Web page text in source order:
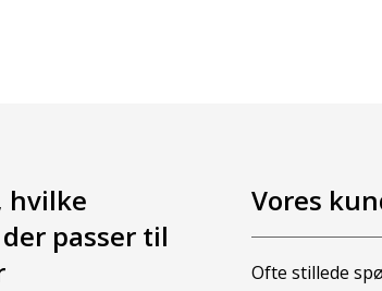
hvilke
passer til
Vores
Ofte stillede